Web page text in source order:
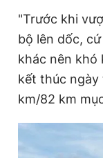
"Trước khi
bộ lên dốc,
khác nên khó
kết thúc ngày
km/82 km